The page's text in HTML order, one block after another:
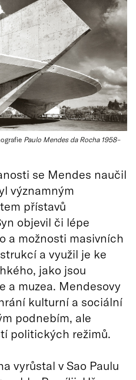
Paulo Mendes da Rocha 1958–
se Mendes naučil
významným
přístavů
objevil či lépe
a možnosti masivních
a využil je ke
jako jsou
a muzea. Mendesovy
kulturní a sociální
podnebím, ale
politických režimů.
vyrůstal v Sao Paulu